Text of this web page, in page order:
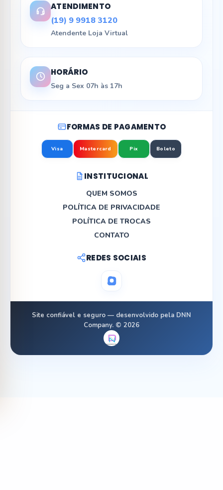
ATENDIMENTO
(19) 9 9918 3120
Atendente Loja Virtual
HORÁRIO
Seg a Sex 07h às 17h
FORMAS DE PAGAMENTO
Visa Mastercard Pix Boleto
INSTITUCIONAL
QUEM SOMOS
POLÍTICA DE PRIVACIDADE
POLÍTICA DE TROCAS
CONTATO
REDES SOCIAIS
Site confiável e seguro — desenvolvido pela DNN
Company. © 2026